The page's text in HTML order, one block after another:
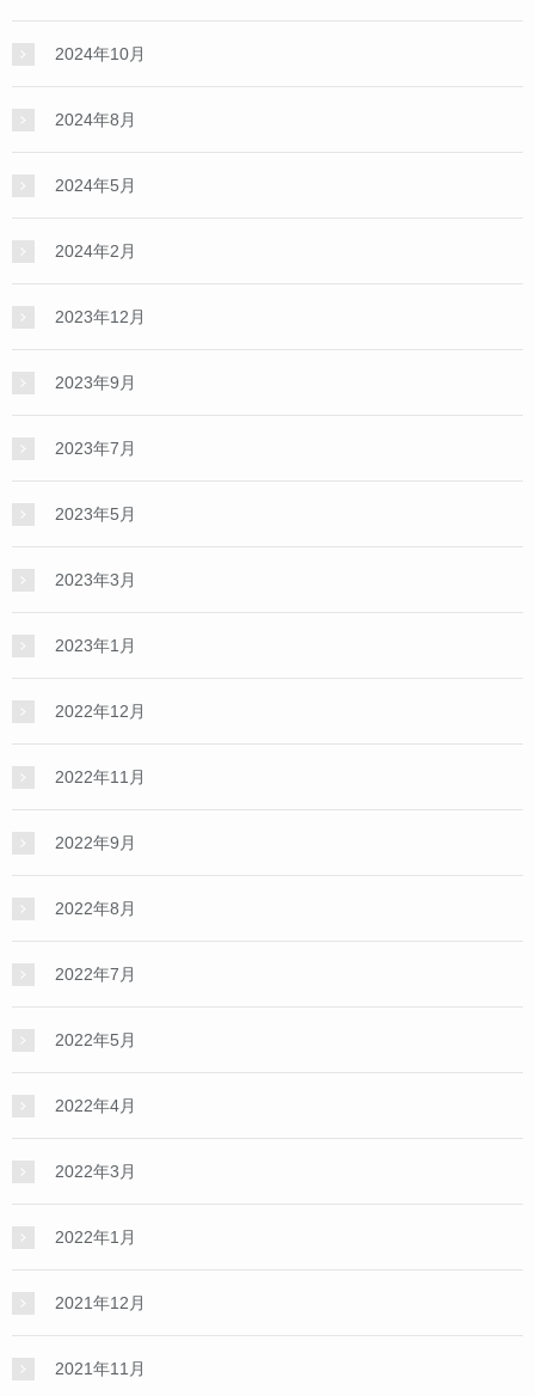
2024年10月
2024年8月
2024年5月
2024年2月
2023年12月
2023年9月
2023年7月
2023年5月
2023年3月
2023年1月
2022年12月
2022年11月
2022年9月
2022年8月
2022年7月
2022年5月
2022年4月
2022年3月
2022年1月
2021年12月
2021年11月